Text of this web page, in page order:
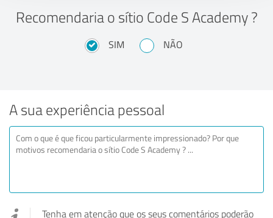
Recomendaria o sítio Code S Academy ?
SIM NÃO
A sua experiência pessoal
Tenha em atenção que os seus comentários poderão